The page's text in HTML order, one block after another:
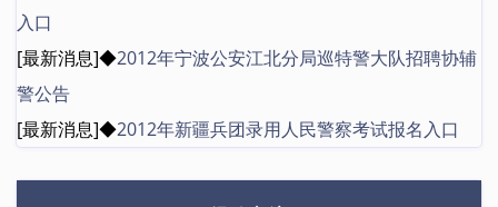
入口
[最新消息]◆2012年宁波公安江北分局巡特警大队招聘协辅
警公告
[最新消息]◆2012年新疆兵团录用人民警察考试报名入口